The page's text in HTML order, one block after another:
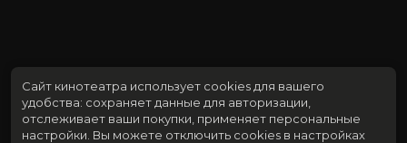
Сайт кинотеатра использует cookies для вашего
удобства: сохраняет данные для авторизации,
отслеживает ваши покупки, применяет персональные
настройки. Вы можете отключить cookies в настройках